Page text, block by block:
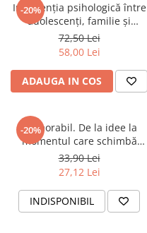
-20%
Intervenția psihologică între
adolescenți, familie și
societate
72,50 Lei
58,00 Lei
ADAUGA IN COS
-20%
Memorabil. De la idee la
momentul care schimbă
lumea
33,90 Lei
27,12 Lei
INDISPONIBIL